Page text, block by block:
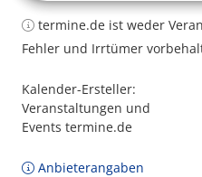
termine.de ist weder
Fehler und Irrtümer
Kalender-Ersteller:
Veranstaltungen und
Events termine.de
Anbieterangaben